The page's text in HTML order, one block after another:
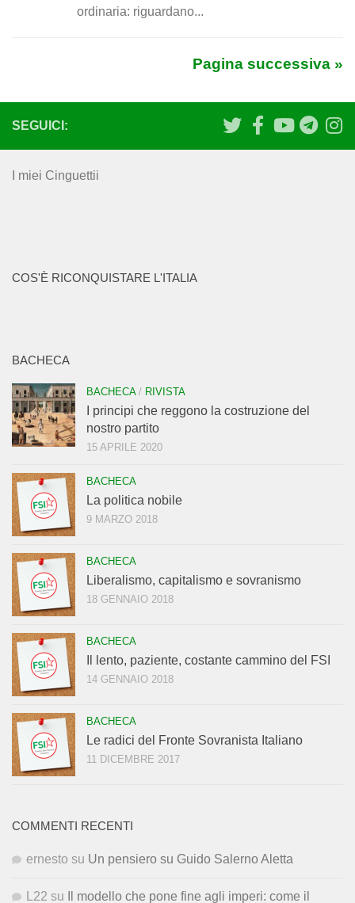
ordinaria: riguardano...
Pagina successiva »
SEGUICI:
I miei Cinguettii
COS'È RICONQUISTARE L'ITALIA
BACHECA
BACHECA/ RIVISTA
I principi che reggono la costruzione del
nostro partito
15 APRILE 2020
BACHECA
La politica nobile
9 MARZO 2018
BACHECA
Liberalismo, capitalismo e sovranismo
18 GENNAIO 2018
BACHECA
Il lento, paziente, costante cammino del FSI
14 GENNAIO 2018
BACHECA
Le radici del Fronte Sovranista Italiano
11 DICEMBRE 2017
COMMENTI RECENTI
ernesto su Un pensiero su Guido Salerno Aletta
L22 su Il modello che pone fine agli imperi: come il